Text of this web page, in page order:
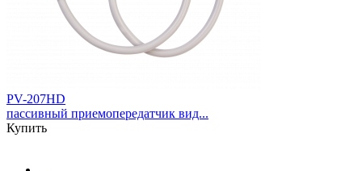
PV-207HD
пассивный приемопередатчик вид...
Купить